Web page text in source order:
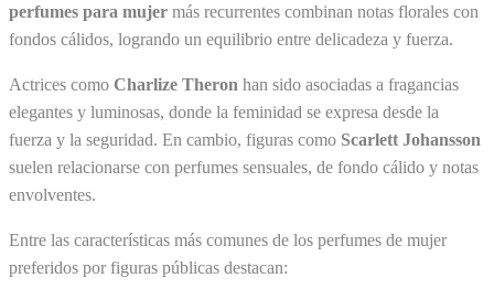
perfumes para mujer más recurrentes combinan notas florales con
fondos cálidos, logrando un equilibrio entre delicadeza y fuerza.
Actrices como Charlize Theron han sido asociadas a fragancias
elegantes y luminosas, donde la feminidad se expresa desde la
fuerza y la seguridad. En cambio, figuras como Scarlett Johansson
suelen relacionarse con perfumes sensuales, de fondo cálido y notas
envolventes.
Entre las características más comunes de los perfumes de mujer
preferidos por figuras públicas destacan: